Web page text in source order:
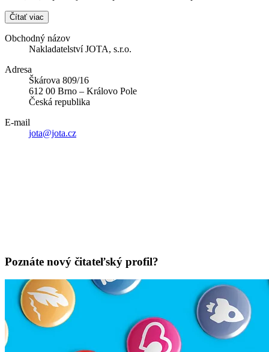
Čítať viac
Obchodný názov
Nakladatelství JOTA, s.r.o.
Adresa
Škárova 809/16
612 00 Brno – Královo Pole
Česká republika
E-mail
jota@jota.cz
Poznáte nový čitateľský profil?